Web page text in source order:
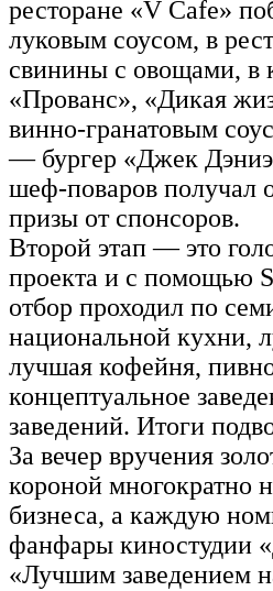
ресторане «V Cafe»
луковым соусом, в
свинины с овощами, в
«Прованс», «Дикая
винно-гранатовым
— бургер «Джек
шеф-поваров получал
призы от спонсоров.
Второй этап — это
проекта и с помощью
отбор проходил по
национальной кухни,
лучшая кофейня,
концептуальное
заведений. Итоги
За вечер вручения
короной многократно
бизнеса, а каждую
фанфары киностудии
«Лучшим заведением